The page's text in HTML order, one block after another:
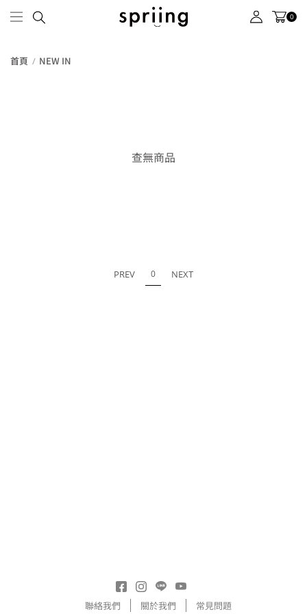
0
首頁 NEW IN
查無商品
PREV 0 NEXT
聯絡我們 關於我們 常見問題